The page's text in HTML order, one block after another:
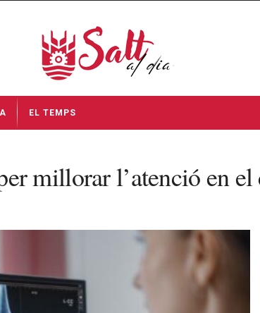
EL TEMPS
millorar l’atenció en